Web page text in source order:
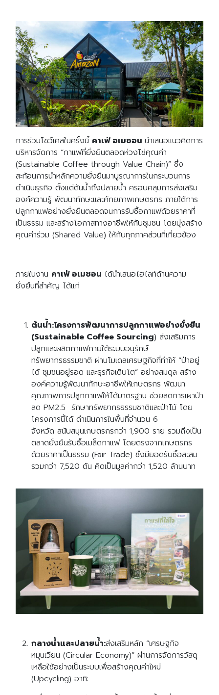
การร่วมโชว์เคสในครั้งนี้ คาเฟ่ อเมซอน นำเสนอแนวคิดการ
บริหารจัดการ “กาแฟที่ยั่งยืนตลอดห่วงโซ่คุณค่า
(Sustainable Coffee through Value Chain)” ซึ่ง
สะท้อนการนำหลักความยั่งยืนมาบูรณาการในกระบวนการ
ดำเนินธุรกิจ ตั้งแต่ต้นน้ำถึงปลายน้ำ ครอบคลุมการส่งเสริม
องค์ความรู้ พัฒนาทักษะและศักยภาพเกษตรกร ภายใต้การ
ปลูกกาแฟอย่างยั่งยืนตลอดจนการรับซื้อกาแฟด้วยราคาที่
เป็นธรรม และสร้างโอกาสทางอาชีพให้กับชุมชน โดยมุ่งสร้าง
คุณค่าร่วม (Shared Value) ให้กับทุกภาคส่วนที่เกี่ยวข้อง
ภายในงาน คาเฟ่ อเมซอน ได้นำเสนอไฮไลท์ด้านความ
ยั่งยืนที่สำคัญ ได้แก่
ต้นน้ำ:โครงการพัฒนาการปลูกกาแฟอย่างยั่งยืน
(Sustainable Coffee Sourcing) ส่งเสริมการ
ปลูกและผลิตกาแฟภายใต้ระบบอนุรักษ์
ทรัพยากรธรรมชาติ ผ่านโมเดลเศรษฐกิจที่ทำให้ “ป่าอยู่
ได้ ชุมชนอยู่รอด และธุรกิจเติบโต” อย่างสมดุล สร้าง
องค์ความรู้พัฒนาทักษะอาชีพให้เกษตรกร พัฒนา
คุณภาพการปลูกกาแฟให้ได้มาตรฐาน ช่วยลดการเผาป่า
ลด PM2.5 รักษาทรัพยากรธรรมชาติและป่าไม้ โดย
โครงการนี้ได้ ดำเนินการในพื้นที่จำนวน 6
จังหวัด สนับสนุนเกษตรกรกว่า 1,900 ราย รวมถึงเป็น
ตลาดยั่งยืนรับซื้อเมล็ดกาแฟ โดยตรงจากเกษตรกร
ด้วยราคาเป็นธรรม (Fair Trade) ซึ่งมียอดรับซื้อสะสม
รวมกว่า 7,520 ตัน คิดเป็นมูลค่ากว่า 1,520 ล้านบาท
กลางน้ำและปลายน้ำ:ส่งเสริมหลัก “เศรษฐกิจ
หมุนเวียน (Circular Economy)” ผ่านการจัดการวัสดุ
เหลือใช้อย่างเป็นระบบเพื่อสร้างคุณค่าใหม่
(Upcycling) อาทิ: